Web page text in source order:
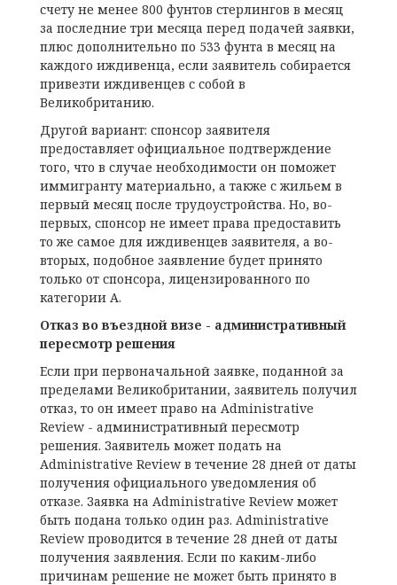
счету не менее 800 фунтов стерлингов в месяц
за последние три месяца перед подачей заявки,
плюс дополнительно по 533 фунта в месяц на
каждого иждивенца, если заявитель собирается
привезти иждивенцев с собой в
Великобританию.
Другой вариант: спонсор заявителя
предоставляет официальное подтверждение
того, что в случае необходимости он поможет
иммигранту материально, а также с жильем в
первый месяц после трудоустройства. Но, во-
первых, спонсор не имеет права предоставить
то же самое для иждивенцев заявителя, а во-
вторых, подобное заявление будет принято
только от спонсора, лицензированного по
категории А.
Отказ во въездной визе - административный
пересмотр решения
Если при первоначальной заявке, поданной за
пределами Великобритании, заявитель получил
отказ, то он имеет право на Administrative
Review - административный пересмотр
решения. Заявитель может подать на
Administrative Review в течение 28 дней от даты
получения официального уведомления об
отказе. Заявка на Administrative Review может
быть подана только один раз. Administrative
Review проводится в течение 28 дней от даты
получения заявления. Если по каким-либо
причинам решение не может быть принято в